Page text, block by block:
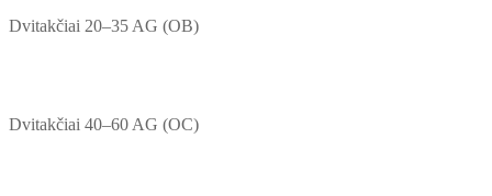
Dvitakčiai 20–35 AG (OB)
Dvitakčiai 40–60 AG (OC)